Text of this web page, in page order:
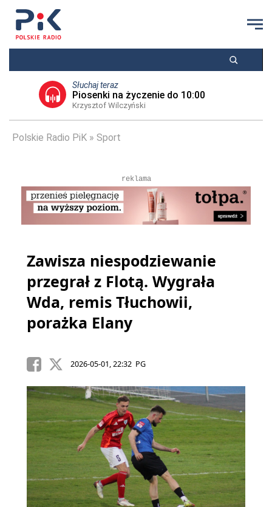
Słuchaj teraz
Piosenki na życzenie do 10:00
Krzysztof Wilczyński
Polskie Radio PiK Sport
reklama
Zawisza niespodziewanie
przegrał z Flotą. Wygrała
Wda, remis Tłuchowii,
porażka Elany
2026-05-01, 22:32 PG